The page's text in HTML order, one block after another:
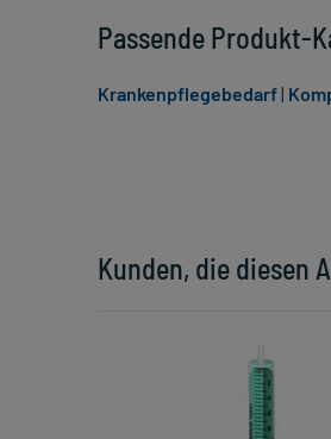
Kunden, die diesen
Passende Produkt-
Krankenpflegebedarf|